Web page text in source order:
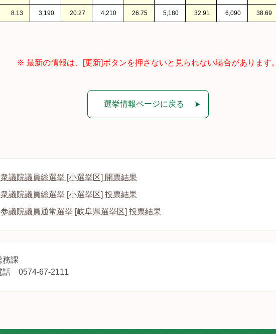
8.13 3,190 20.27 4,210 26.75 5,180 32.91 6,090 38.69
※ 最新の情報は、[更新]ボタンを押さないと見られない場合があります。
選挙情報ページに戻る
衆議院議員総選挙 [小選挙区] 開票結果
衆議院議員総選挙 [小選挙区] 投票結果
参議院議員通常選挙 [岐阜県選挙区] 投票結果
務課
話 0574-67-2111